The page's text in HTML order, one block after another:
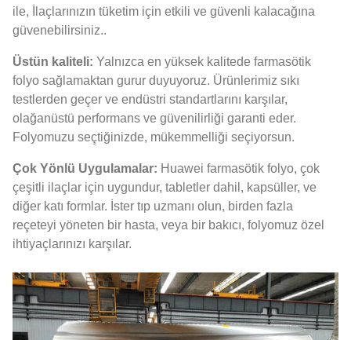
ile, İlaçlarınızın tüketim için etkili ve güvenli kalacağına
güvenebilirsiniz..
Üstün kaliteli: Yalnızca en yüksek kalitede farmasötik
folyo sağlamaktan gurur duyuyoruz. Ürünlerimiz sıkı
testlerden geçer ve endüstri standartlarını karşılar,
olağanüstü performans ve güvenilirliği garanti eder.
Folyomuzu seçtiğinizde, mükemmelliği seçiyorsun.
Çok Yönlü Uygulamalar: Huawei farmasötik folyo, çok
çeşitli ilaçlar için uygundur, tabletler dahil, kapsüller, ve
diğer katı formlar. İster tıp uzmanı olun, birden fazla
reçeteyi yöneten bir hasta, veya bir bakıcı, folyomuz özel
ihtiyaçlarınızı karşılar.